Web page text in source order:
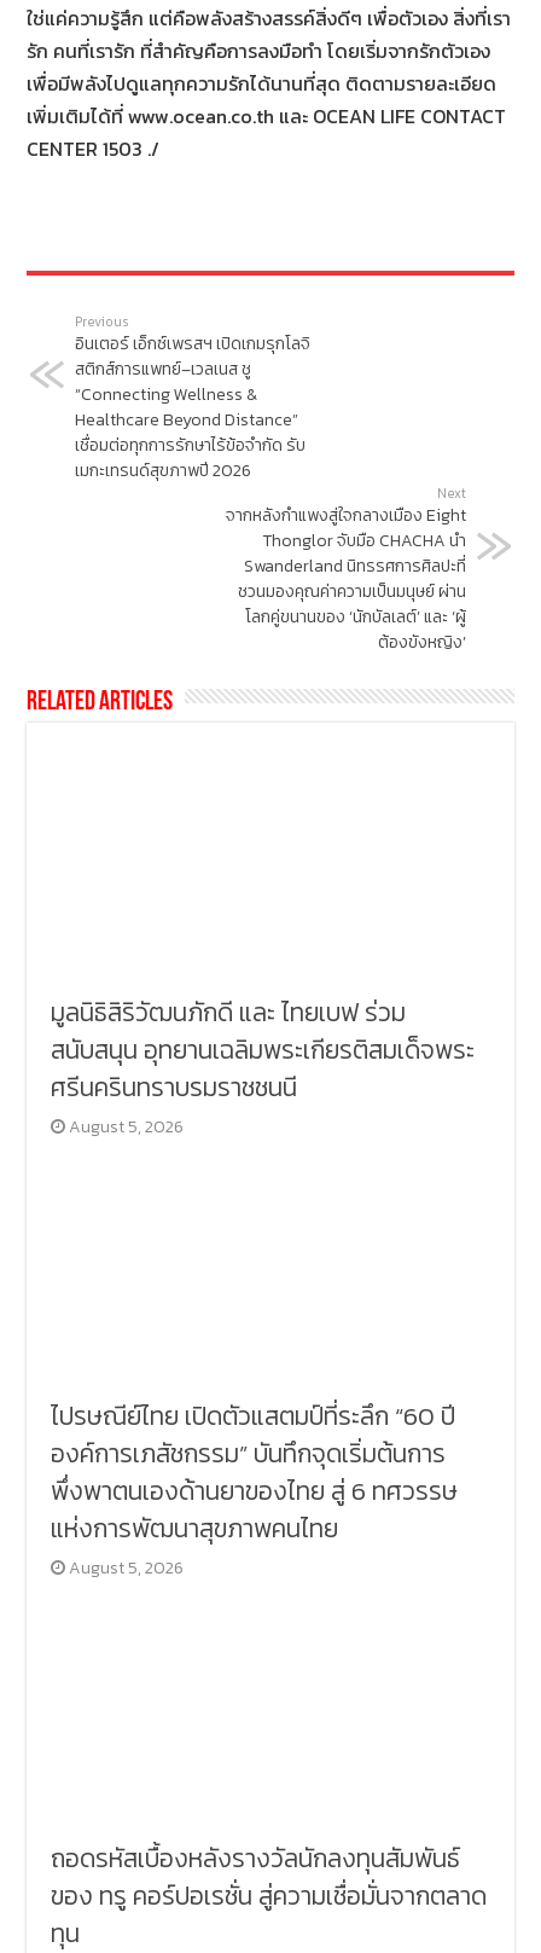
ใช่แค่ความรู้สึก แต่คือพลังสร้างสรรค์สิ่งดีๆ เพื่อตัวเอง สิ่งที่เรา
รัก คนที่เรารัก ที่สำคัญคือการลงมือทำ โดยเริ่มจากรักตัวเอง
เพื่อมีพลังไปดูแลทุกความรักได้นานที่สุด ติดตามรายละเอียด
เพิ่มเติมได้ที่ www.ocean.co.th และ OCEAN LIFE CONTACT
CENTER 1503 ./
Previous
อินเตอร์ เอ็กซ์เพรสฯ เปิดเกมรุกโลจิ
สติกส์การแพทย์–เวลเนส ชู
“Connecting Wellness &
Healthcare Beyond Distance”
เชื่อมต่อทุกการรักษาไร้ข้อจำกัด รับ
เมกะเทรนด์สุขภาพปี 2026
Next
จากหลังกำแพงสู่ใจกลางเมือง Eight
Thonglor จับมือ CHACHA นำ
Swanderland นิทรรศการศิลปะที่
ชวนมองคุณค่าความเป็นมนุษย์ ผ่าน
โลกคู่ขนานของ ‘นักบัลเลต์’ และ ‘ผู้
ต้องขังหญิง’
Related Articles
มูลนิธิสิริวัฒนภักดี และ ไทยเบฟ ร่วม
สนับสนุน อุทยานเฉลิมพระเกียรติสมเด็จพระ
ศรีนครินทราบรมราชชนนี
August 5, 2026
ไปรษณีย์ไทย เปิดตัวแสตมป์ที่ระลึก “60 ปี
องค์การเภสัชกรรม” บันทึกจุดเริ่มต้นการ
พึ่งพาตนเองด้านยาของไทย สู่ 6 ทศวรรษ
แห่งการพัฒนาสุขภาพคนไทย
August 5, 2026
ถอดรหัสเบื้องหลังรางวัลนักลงทุนสัมพันธ์
ของ ทรู คอร์ปอเรชั่น สู่ความเชื่อมั่นจากตลาด
ทุน